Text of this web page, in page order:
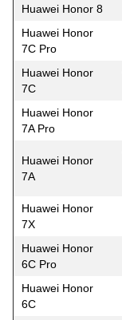
Huawei Honor 8
Huawei Honor
7C Pro
Huawei Honor
7C
Huawei Honor
7A Pro
Huawei Honor
7A
Huawei Honor
7X
Huawei Honor
6C Pro
Huawei Honor
6C